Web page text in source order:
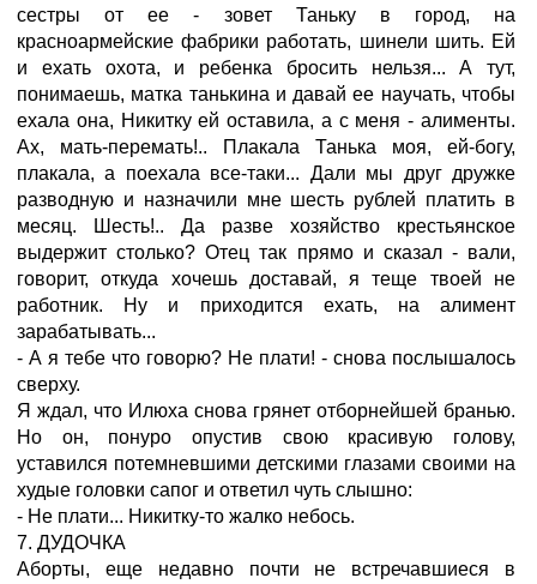
сестры от ее - зовет Таньку в город, на
красноармейские фабрики работать, шинели шить. Ей
и ехать охота, и ребенка бросить нельзя... А тут,
понимаешь, матка танькина и давай ее научать, чтобы
ехала она, Никитку ей оставила, а с меня - алименты.
Ах, мать-перемать!.. Плакала Танька моя, ей-богу,
плакала, а поехала все-таки... Дали мы друг дружке
разводную и назначили мне шесть рублей платить в
месяц. Шесть!.. Да разве хозяйство крестьянское
выдержит столько? Отец так прямо и сказал - вали,
говорит, откуда хочешь доставай, я теще твоей не
работник. Ну и приходится ехать, на алимент
зарабатывать...
- А я тебе что говорю? Не плати! - снова послышалось
сверху.
Я ждал, что Илюха снова грянет отборнейшей бранью.
Но он, понуро опустив свою красивую голову,
уставился потемневшими детскими глазами своими на
худые головки сапог и ответил чуть слышно:
- Не плати... Никитку-то жалко небось.
7. ДУДОЧКА
Аборты, еще недавно почти не встречавшиеся в